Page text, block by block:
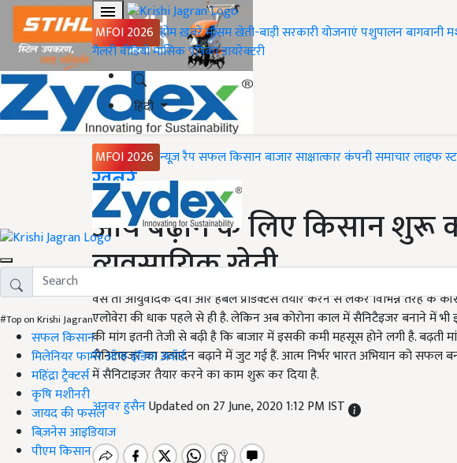
MFOI 2026 होमख़बरेंमौसमखेती-बाड़ीसरकारी योजनाएंपशुपालनबागवानी
गैलरीवीडियोमासिक पत्रिकाडायरेक्टरी
हिंदी
MFOI 2026 न्यूज़ रैपसफल किसानबाजारसाक्षात्कारकंपनी समाचारलाइफ
#Top on Krishi Jagran
सफल किसान
मिलेनियर फार्मर ऑफ इंडिया अवॉर्ड
महिंद्रा ट्रैक्टर्स
कृषि मशीनरी
जायद की फसल
बिज़नेस आइडियाज
पीएम किसान
Home
ख़बरें
आय बढ़ाने के लिए किसान शुरू
व्यवसायिक खेती
वैसे तो आयुर्वेदिक दवा और हर्बल प्रोडक्टस तैयार करने से लेकर विभिन्न तरह के
एलोवेरा की धाक पहले से ही है. लेकिन अब कोरोना काल में सैनिटैइजर बनाने में भी
की मांग इतनी तेजी से बढ़ी है कि बाजार में इसकी कमी महसूस होने लगी है. बढ़ती
सैनिटाइजर का उत्पादन बढ़ाने में जुट गई हैं. आत्म निर्भर भारत अभियान को सफल
में सैनिटाइजर तैयार करने का काम शुरू कर दिया है.
अनवर हुसैनUpdated on 27 June, 2020 1:12 PM IST